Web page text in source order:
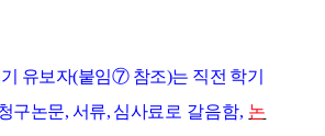
유보자(붙임⑦ 참조)는 직전 학기
구논문, 서류, 심사료로 갈음함, 논